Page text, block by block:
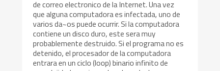
de correo electronico de la Internet. Una vez
que alguna computadora es infectada, uno de
varios da~os puede ocurrir. Si la computadora
contiene un disco duro, este sera muy
probablemente destruido. Si el programa no es
detenido, el procesador de la computadora
entrara en un ciclo (loop) binario infinito de